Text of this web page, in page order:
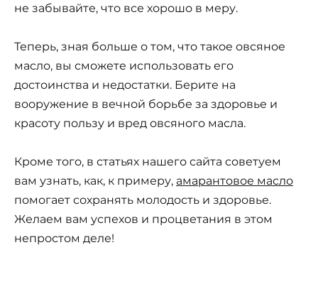
не забывайте, что все хорошо в меру.
Теперь, зная больше о том, что такое овсяное
масло, вы сможете использовать его
достоинства и недостатки. Берите на
вооружение в вечной борьбе за здоровье и
красоту пользу и вред овсяного масла.
Кроме того, в статьях нашего сайта советуем
вам узнать, как, к примеру, амарантовое масло
помогает сохранять молодость и здоровье.
Желаем вам успехов и процветания в этом
непростом деле!